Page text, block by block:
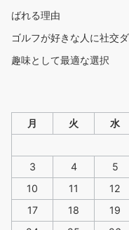
ばれる理由
ゴルフが好きな人に社交
趣味として最適な選択
月 火 水
3
4 5
10
11 12
17
18 19